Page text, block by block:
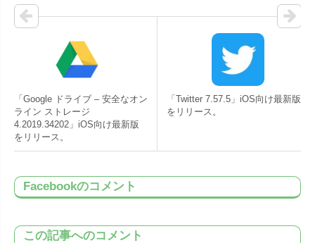
「Google ドライブ – 安全なオン
ライン ストレージ
4.2019.34202」iOS向け最新版
をリリース。
「Twitter 7.57.5」iOS向け最新版
をリリース。
Facebookのコメント
この記事へのコメント